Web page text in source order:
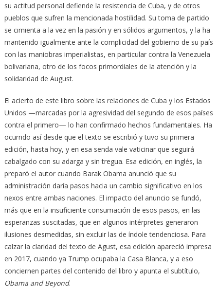
su actitud personal defiende la resistencia de Cuba, y de otros
pueblos que sufren la mencionada hostilidad. Su toma de partido
se cimienta a la vez en la pasión y en sólidos argumentos, y la ha
mantenido igualmente ante la complicidad del gobierno de su país
con las maniobras imperialistas, en particular contra la Venezuela
bolivariana, otro de los focos primordiales de la atención y la
solidaridad de August.
El acierto de este libro sobre las relaciones de Cuba y los Estados
Unidos —marcadas por la agresividad del segundo de esos países
contra el primero— lo han confirmado hechos fundamentales. Ha
ocurrido así desde que el texto se escribió y tuvo su primera
edición, hasta hoy, y en esa senda vale vaticinar que seguirá
cabalgado con su adarga y sin tregua. Esa edición, en inglés, la
preparó el autor cuando Barak Obama anunció que su
administración daría pasos hacia un cambio significativo en los
nexos entre ambas naciones. El impacto del anuncio se fundó,
más que en la insuficiente consumación de esos pasos, en las
esperanzas suscitadas, que en algunos intérpretes generaron
ilusiones desmedidas, sin excluir las de índole tendenciosa. Para
calzar la claridad del texto de Agust, esa edición apareció impresa
en 2017, cuando ya Trump ocupaba la Casa Blanca, y a eso
conciernen partes del contenido del libro y apunta el subtítulo,
Obama and Beyond.